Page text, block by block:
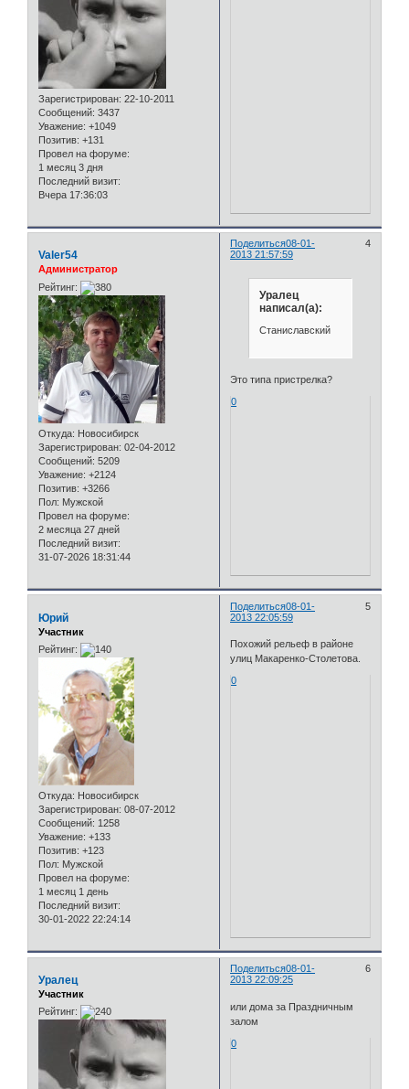
Зарегистрирован: 22-10-2011
Сообщений: 3437
Уважение: +1049
Позитив: +131
Провел на форуме:
1 месяц 3 дня
Последний визит:
Вчера 17:36:03
Поделиться 4
08-01-
2013 21:57:59
Valer54
Администратор
Рейтинг:
Откуда: Новосибирск
Зарегистрирован: 02-04-2012
Сообщений: 5209
Уважение: +2124
Позитив: +3266
Пол: Мужской
Провел на форуме:
2 месяца 27 дней
Последний визит:
31-07-2026 18:31:44
Уралец
написал(а):
Станиславский
Это типа пристрелка?
0
Поделиться 5
08-01-
2013 22:05:59
Юрий
Участник
Рейтинг:
Откуда: Новосибирск
Зарегистрирован: 08-07-2012
Сообщений: 1258
Уважение: +133
Позитив: +123
Пол: Мужской
Провел на форуме:
1 месяц 1 день
Последний визит:
30-01-2022 22:24:14
Похожий рельеф в районе
улиц Макаренко-Столетова.
0
Поделиться 6
08-01-
2013 22:09:25
Уралец
Участник
Рейтинг:
или дома за Праздничным
залом
0